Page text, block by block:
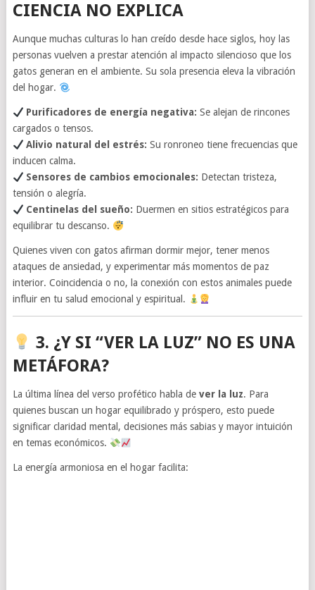
CIENCIA NO EXPLICA
Aunque muchas culturas lo han creído desde hace siglos, hoy las
personas vuelven a prestar atención al impacto silencioso que los
gatos generan en el ambiente. Su sola presencia eleva la vibración
del hogar.
Purificadores de energía negativa: Se alejan de rincones
cargados o tensos.
Alivio natural del estrés: Su ronroneo tiene frecuencias que
inducen calma.
Sensores de cambios emocionales: Detectan tristeza,
tensión o alegría.
Centinelas del sueño: Duermen en sitios estratégicos para
equilibrar tu descanso.
Quienes viven con gatos afirman dormir mejor, tener menos
ataques de ansiedad, y experimentar más momentos de paz
interior. Coincidencia o no, la conexión con estos animales puede
influir en tu salud emocional y espiritual.
3. ¿Y SI “VER LA LUZ” NO ES UNA
METÁFORA?
La última línea del verso profético habla de ver la luz. Para
quienes buscan un hogar equilibrado y próspero, esto puede
significar claridad mental, decisiones más sabias y mayor intuición
en temas económicos.
La energía armoniosa en el hogar facilita: